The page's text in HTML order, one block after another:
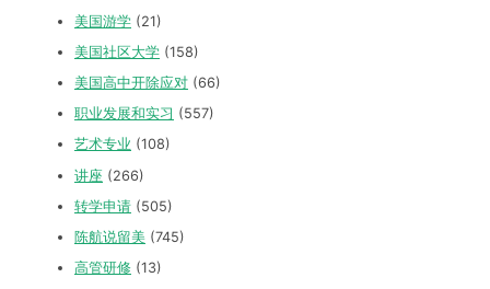
美国游学 (21)
美国社区大学 (158)
美国高中开除应对 (66)
职业发展和实习 (557)
艺术专业 (108)
讲座 (266)
转学申请 (505)
陈航说留美 (745)
高管研修 (13)